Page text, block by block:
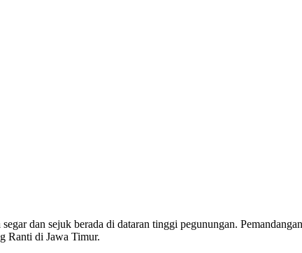
dan sejuk berada di dataran tinggi pegunungan.
Ranti di Jawa Timur.